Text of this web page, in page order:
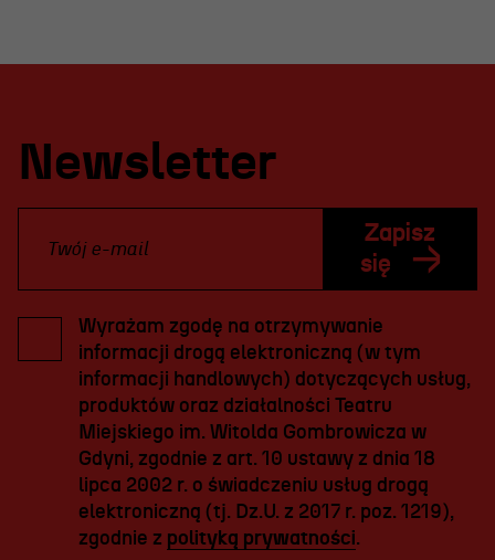
Newsletter
Zapisz
się
Wyrażam zgodę na otrzymywanie
informacji drogą elektroniczną (w tym
informacji handlowych) dotyczących usług,
produktów oraz działalności Teatru
Miejskiego im. Witolda Gombrowicza w
Gdyni, zgodnie z art. 10 ustawy z dnia 18
lipca 2002 r. o świadczeniu usług drogą
elektroniczną (tj. Dz.U. z 2017 r. poz. 1219),
zgodnie z polityką prywatności.